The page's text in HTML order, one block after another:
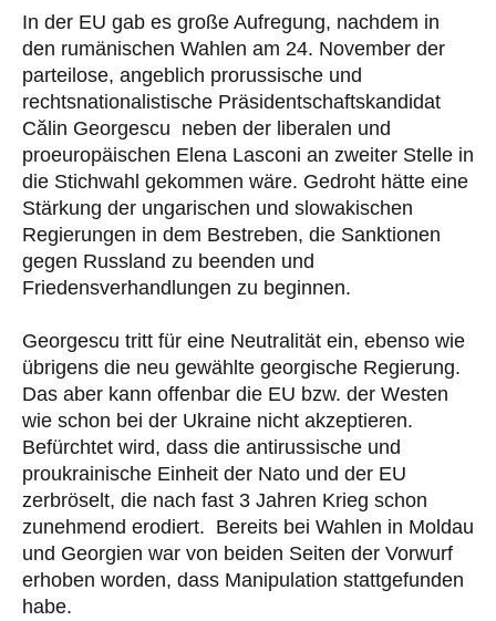
In der EU gab es große Aufregung, nachdem in
den rumänischen Wahlen am 24. November der
parteilose, angeblich prorussische und
rechtsnationalistische Präsidentschaftskandidat
Călin Georgescu neben der liberalen und
proeuropäischen Elena Lasconi an zweiter Stelle in
die Stichwahl gekommen wäre. Gedroht hätte eine
Stärkung der ungarischen und slowakischen
Regierungen in dem Bestreben, die Sanktionen
gegen Russland zu beenden und
Friedensverhandlungen zu beginnen.
Georgescu tritt für eine Neutralität ein, ebenso wie
übrigens die neu gewählte georgische Regierung.
Das aber kann offenbar die EU bzw. der Westen
wie schon bei der Ukraine nicht akzeptieren.
Befürchtet wird, dass die antirussische und
proukrainische Einheit der Nato und der EU
zerbröselt, die nach fast 3 Jahren Krieg schon
zunehmend erodiert. Bereits bei Wahlen in Moldau
und Georgien war von beiden Seiten der Vorwurf
erhoben worden, dass Manipulation stattgefunden
habe.